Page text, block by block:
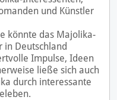
und Künstler
könnte das Majolika-
in Deutschland
Impulse, Ideen
ließe sich auch
durch interessante